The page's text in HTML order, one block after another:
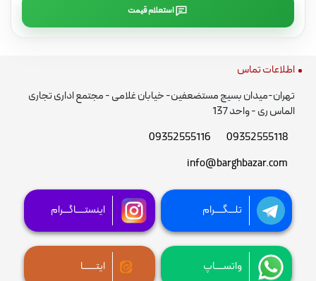
استعلام قیمت
اطلاعات تماس
تهران-میدان بسیج مستضعفین- خیابان غلامی - مجتمع اداری تجاری
الماس ری - واحد 137
09352555118
09352555116
info@barghbazar.com
تلـــگــــرام اینستــــاگـــرام
واتســــاپ ایتــــــا